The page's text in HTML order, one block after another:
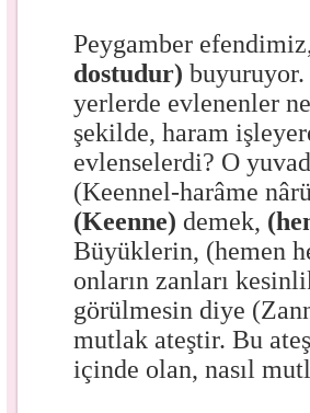
Peygamber efendimiz,
dostudur)
yerlerde evlenenler
şekilde, haram
evlenselerdi? O
(Keennel-harâme
(Keenne) demek,
Büyüklerin, (hemen
onların zanları
görülmesin diye
mutlak ateştir. Bu
içinde olan, nasıl